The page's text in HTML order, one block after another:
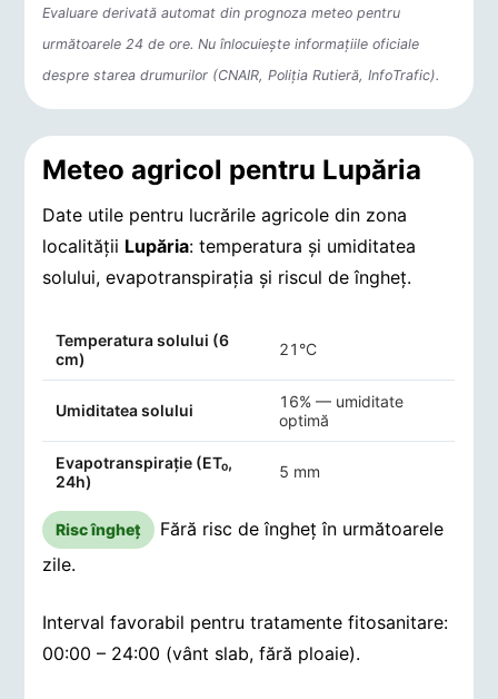
Evaluare derivată automat din prognoza meteo pentru
următoarele 24 de ore. Nu înlocuiește informațiile oficiale
despre starea drumurilor (CNAIR, Poliția Rutieră, InfoTrafic).
Meteo agricol pentru Lupăria
Date utile pentru lucrările agricole din zona
localității Lupăria: temperatura și umiditatea
solului, evapotranspirația și riscul de îngheț.
Temperatura solului (6
cm)
21°C
Umiditatea solului
16% — umiditate
optimă
Evapotranspirație (ET₀,
24h)
5 mm
Risc îngheț
Fără risc de îngheț în următoarele
zile.
Interval favorabil pentru tratamente fitosanitare:
00:00 – 24:00 (vânt slab, fără ploaie).